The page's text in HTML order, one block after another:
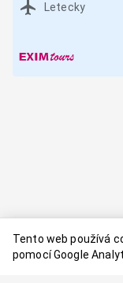
Letecky
Tento web používá
pomocí Google